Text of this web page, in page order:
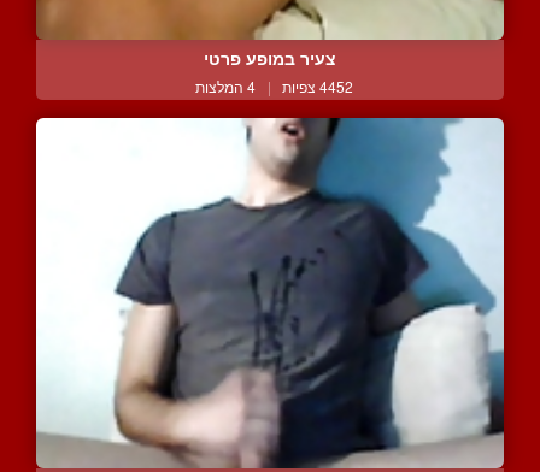
צעיר במופע פרטי
4452 צפיות | 4 המלצות